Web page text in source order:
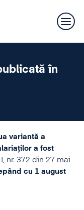
în
variantă a
a fost
nr. 372 din 27 mai
cu 1 august